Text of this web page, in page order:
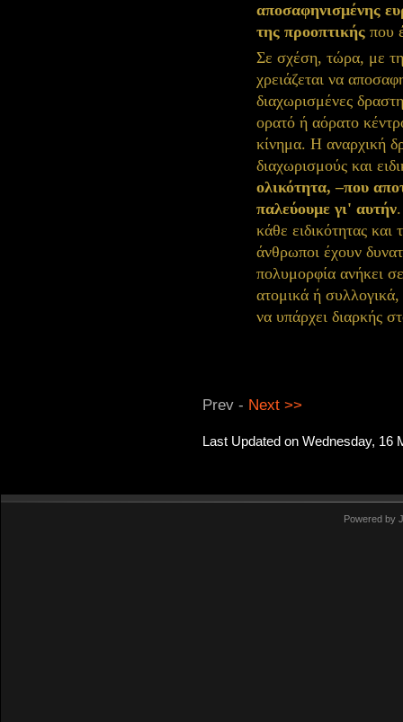
αποσαφηνισμένης
της προοπτικής που
Σε σχέση, τώρα, με
χρειάζεται να
διαχωρισμένες
ορατό ή αόρατο
κίνημα. Η αναρχική
διαχωρισμούς και
ολικότητα, –που
παλεύουμε γι' αυτήν
κάθε ειδικότητας
άνθρωποι έχουν
πολυμορφία ανήκει
ατομικά ή
να υπάρχει διαρκής
Prev - Next >>
Last Updated on Wednesday, 16
Powered by